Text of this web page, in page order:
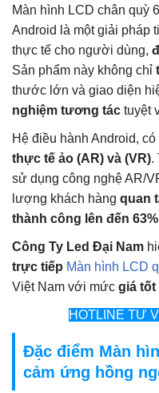
Màn hình LCD chân quỳ
Android là một giải pháp
thực tế cho người dùng,
Sản phẩm này không chỉ
thước lớn và giao diện
nghiệm tương tác tuyệt
Hệ điều hành Android,
thực tế ảo (AR) và (VR).
sử dụng công nghệ AR/
lượng khách hàng quan
thành công lên đến 63%
Công Ty Led Đại Nam
trực tiếp Màn hình LCD
Việt Nam với mức giá tốt
HOTLINE TƯ
Đặc điểm Màn
cảm ứng hồng